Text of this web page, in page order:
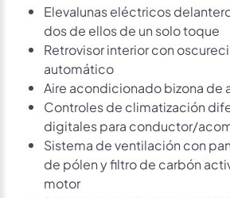
Elevalunas eléctricos
dos de ellos de un solo toque
Retrovisor interior con
automático
Aire acondicionado bizona de
Controles de climatización
digitales para conductor/
Sistema de ventilación con
de pólen y filtro de carbón
motor